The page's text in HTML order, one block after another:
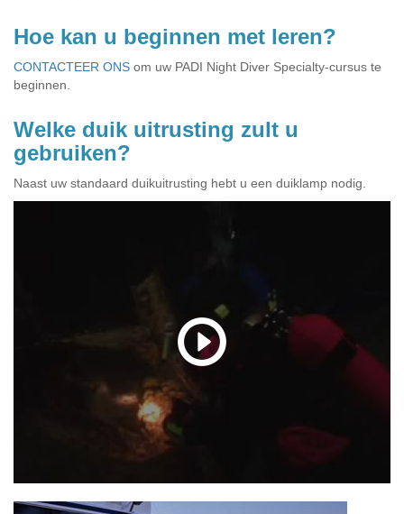
Hoe kan u beginnen met leren?
CONTACTEER ONS om uw PADI Night Diver Specialty-cursus te
beginnen.
Welke duik uitrusting zult u
gebruiken?
Naast uw standaard duikuitrusting hebt u een duiklamp nodig.